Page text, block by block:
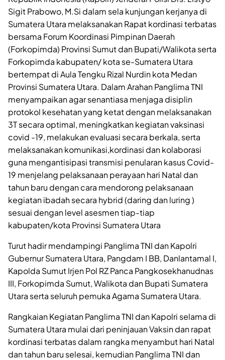
Sigit Prabowo, M.Si dalam sela kunjungan kerjanya di
Sumatera Utara melaksanakan Rapat kordinasi terbatas
bersama Forum Koordinasi Pimpinan Daerah
(Forkopimda) Provinsi Sumut dan Bupati/Walikota serta
Forkopimda kabupaten/ kota se-Sumatera Utara
bertempat di Aula Tengku Rizal Nurdin kota Medan
Provinsi Sumatera Utara. Dalam Arahan Panglima TNI
menyampaikan agar senantiasa menjaga disiplin
protokol kesehatan yang ketat dengan melaksanakan
3T secara optimal, meningkatkan kegiatan vaksinasi
covid -19, melakukan evaluasi secara berkala, serta
melaksanakan komunikasi,kordinasi dan kolaborasi
guna mengantisipasi transmisi penularan kasus Covid-
19 menjelang pelaksanaan perayaan hari Natal dan
tahun baru dengan cara mendorong pelaksanaan
kegiatan ibadah secara hybrid (daring dan luring )
sesuai dengan level asesmen tiap-tiap
kabupaten/kota Provinsi Sumatera Utara
Turut hadir mendampingi Panglima TNI dan Kapolri
Gubernur Sumatera Utara, Pangdam I BB, Danlantamal I,
Kapolda Sumut Irjen Pol RZ Panca Pangkosekhanudnas
III, Forkopimda Sumut, Walikota dan Bupati Sumatera
Utara serta seluruh pemuka Agama Sumatera Utara.
Rangkaian Kegiatan Panglima TNI dan Kapolri selama di
Sumatera Utara mulai dari peninjauan Vaksin dan rapat
kordinasi terbatas dalam rangka menyambut hari Natal
dan tahun baru selesai, kemudian Panglima TNI dan